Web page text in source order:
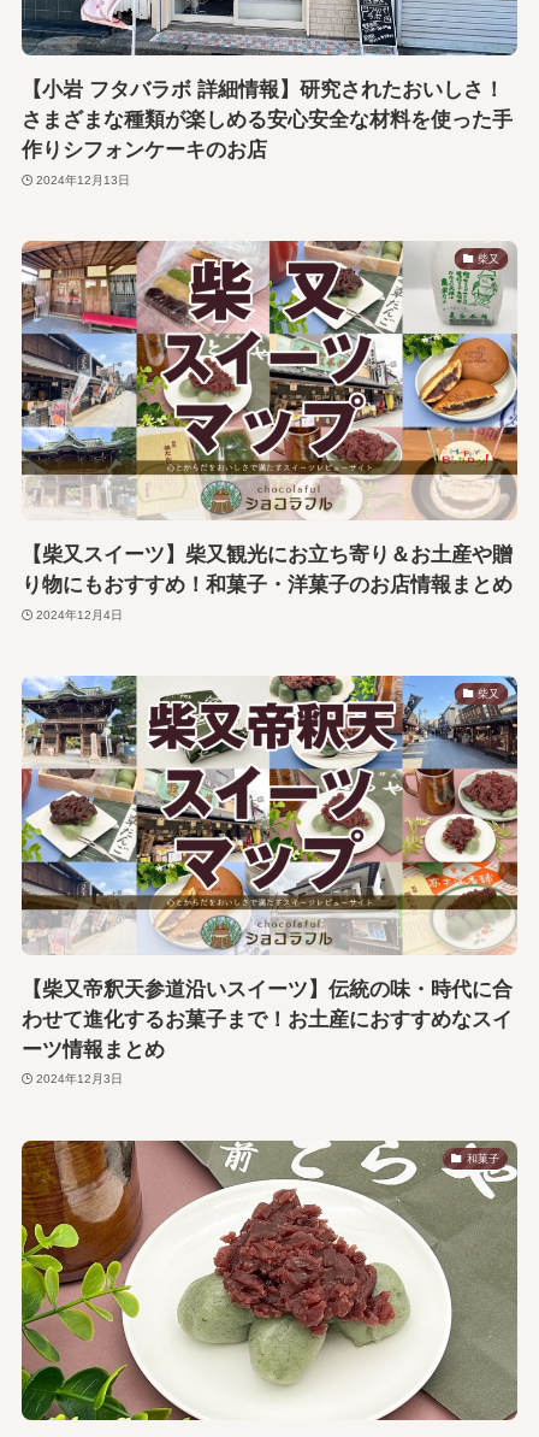
【小岩 フタバラボ 詳細情報】研究されたおいしさ！
さまざまな種類が楽しめる安心安全な材料を使った手
作りシフォンケーキのお店
2024年12月13日
柴又
【柴又スイーツ】柴又観光にお立ち寄り＆お土産や贈
り物にもおすすめ！和菓子・洋菓子のお店情報まとめ
2024年12月4日
柴又
【柴又帝釈天参道沿いスイーツ】伝統の味・時代に合
わせて進化するお菓子まで！お土産におすすめなスイ
ーツ情報まとめ
2024年12月3日
和菓子